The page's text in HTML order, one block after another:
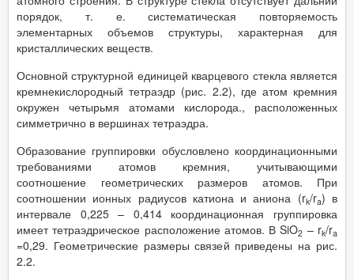
порядок, т. е. систематическая повторяемость
элементарных объемов структуры, характерная для
кристаллических веществ.
Основной структурной единицей кварцевого стекла является
кремнекислородный тетраэдр (рис. 2.2), где атом кремния
окружен четырьмя атомами кислорода., расположенных
симметрично в вершинах тетраэдра.
Образование группировки обусловлено координационными
требованиями атомов кремния, учитывающими
соотношение геометрических размеров атомов. При
соотношении ионных радиусов катиона и аниона (rk/ra) в
интервале 0,225 – 0,414 координационная группировка
имеет тетраэдрическое расположение атомов. В SiO2 – rk/ra
=0,29. Геометрические размеры связей приведены на рис.
2.2.